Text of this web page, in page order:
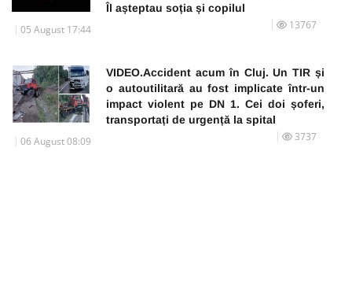
Îl așteptau soția și copilul
05 August 17:44 13767
VIDEO.Accident acum în Cluj. Un TIR și
o autoutilitară au fost implicate într-un
impact violent pe DN 1. Cei doi șoferi,
transportați de urgență la spital
06 August 08:09 3737